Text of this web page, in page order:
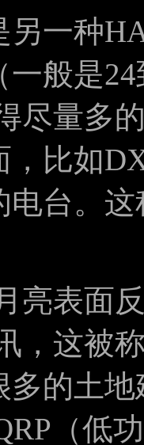
另一种
一般是
尽量多
，比如
电台。
亮表面
，这被
多的土
（低